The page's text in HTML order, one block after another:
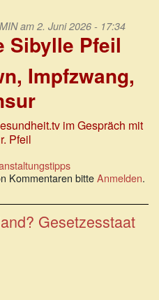
am 2. Juni 2026 - 17:34
Sibylle Pfeil
Impfzwang,
im Gespräch mit
Pfeil
Kommentaren bitteAnmelden.
Gesetzesstaat